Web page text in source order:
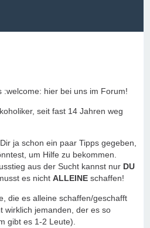
:welcome: hier bei uns im Forum!
seit fast 14 Jahren weg
ja schon ein paar Tipps gegeben,
um Hilfe zu bekommen.
aus der Sucht kannst nur DU
es nicht ALLEINE schaffen!
die es alleine schaffen/geschafft
wirklich jemanden, der es so
gibt es 1-2 Leute).